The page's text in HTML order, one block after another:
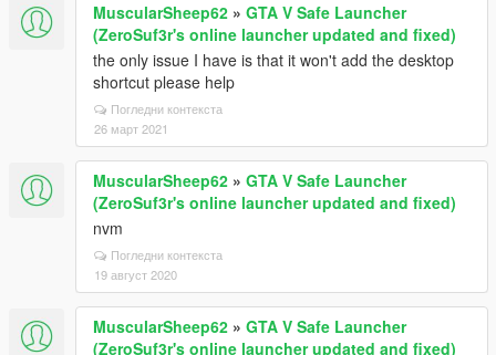
MuscularSheep62 » GTA V Safe Launcher
(ZeroSuf3r's online launcher updated and fixed)
the only issue I have is that it won't add the desktop
shortcut please help
Погледни контекста
26 март 2021
MuscularSheep62 » GTA V Safe Launcher
(ZeroSuf3r's online launcher updated and fixed)
nvm
Погледни контекста
19 август 2020
MuscularSheep62 » GTA V Safe Launcher
(ZeroSuf3r's online launcher updated and fixed)